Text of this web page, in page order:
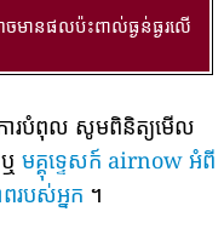
ចមានផលប៉ះពាល់ធ្ងន់ធ្ងរលើ
ារបំពុល សូមពិនិត្យមើល
ឬ មគ្គុទ្ទេសក៍ airnow អំពី
បស់អ្នក ។